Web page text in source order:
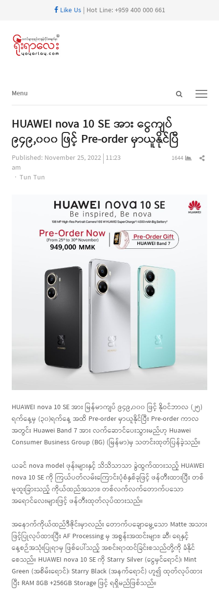
Like Us| Hot Line: +959 400 000 661
Open
Menu
Menu
HUAWEI nova 10 SE အား ငွေကျပ်
၉၄၉,၀၀၀ ဖြင့် Pre-order မှာယူနိုင်ပြီ
Published: November 25, 2022 11:23
am
Author
Tun Tun
1644
HUAWEI nova 10 SE အား မြန်မာကျပ် ၉၄၉,၀၀၀ ဖြင့် နိုဝင်ဘာလ (၂၅)
ရက်နေ့မှ (၃၀)ရက်နေ့ အထိ Pre-order မှာယူနိုင်ပြီး Pre-order ကာလ
အတွင်း Huawei Band 7 အား လက်ဆောင်ပေးသွားမည်ဟု Huawei
Consumer Business Group (BG) (မြန်မာ)မှ သတင်းထုတ်ပြန်ခဲ့သည်။
ယခင် nova model ဖုန်းများနှင့် သိသိသာသာ ခွဲထွက်ထားသည့် HUAWEI
nova 10 SE ကို ကြယ်ပတ်လမ်းကြောင်းပုံစံနှစ်ခုဖြင့် ဖန်တီးထားပြီး တစ်
မူထူးခြားသည့် ကိုယ်ထည်အသား၊ တစ်လက်လက်တောက်ပသော
အရောင်လေးများဖြင့် ဖန်တီးထုတ်လုပ်ထားသည်။
အနောက်ကိုယ်ထည်ဒီဇိုင်းမှာလည်း တောက်ပချောမွေ့သော Matte အသား
ဖြင့်ပြုလုပ်ထားပြီး AF Processing မှ အစွန်းအထင်းများ၊ ဆီ၊ ရေနှင့်
နေ့စဉ်အသုံးပြုရာမှ ဖြစ်ပေါ်သည့် အစင်းရာထင်ခြင်းစသည်တို့ကို ခံနိုင်
စေသည်။ HUAWEI nova 10 SE ကို Starry Silver (ငွေမှင်ရောင်)၊ Mint
Green (အစိမ်းရောင်)၊ Starry Black (အနက်‌ရောင်) ဟူ၍ ထုတ်လုပ်ထား
ပြီး RAM 8GB +256GB Storage ဖြင့် ရရှိမည်ဖြစ်သည်။